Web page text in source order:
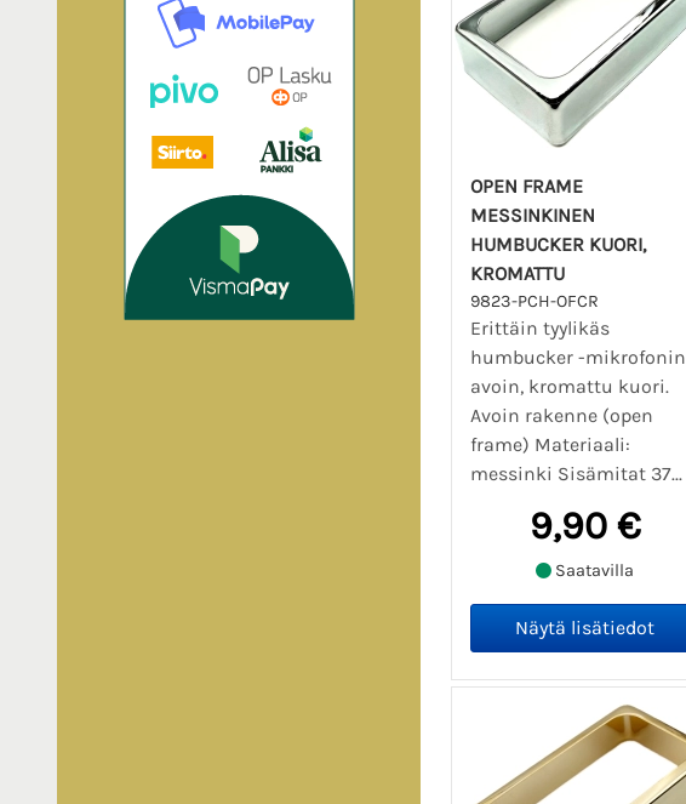
OPEN FRAME
MESSINKINEN
HUMBUCKER KUORI,
KROMATTU
9823-PCH-OFCR
Erittäin tyylikäs
humbucker -mikrofonin
avoin, kromattu kuori.
Avoin rakenne (open
frame) Materiaali:
messinki Sisämitat 37...
9,90 €
Saatavilla